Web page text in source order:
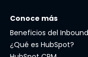
Conoce más
Beneficios del
¿Qué es HubSpot?